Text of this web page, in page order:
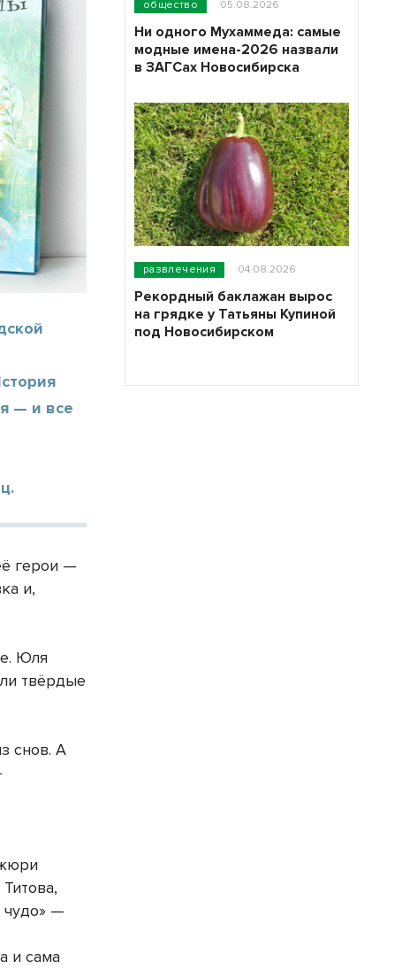
— и все
герои —
и,
Юля
твёрдые
снов. А
чудо» —
и сама
общество 05.08.2026
Ни одного Мухаммеда: самые
модные имена-2026 назвали
в ЗАГСах Новосибирска
развлечения 04.08.2026
Рекордный баклажан вырос
на грядке у Татьяны Купиной
под Новосибирском